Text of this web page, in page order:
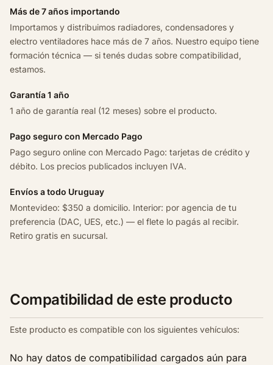
1
1
-
2
0
3
c
n
t
i
a
d
Más de 7 años importando
Importamos y distribuimos radiadores, condensadores y
electro ventiladores hace más de 7 años. Nuestro equipo tiene
formación técnica — si tenés dudas sobre compatibilidad,
estamos.
Garantía 1 año
1 año de garantía real (12 meses) sobre el producto.
Pago seguro con Mercado Pago
Pago seguro online con Mercado Pago: tarjetas de crédito y
débito. Los precios publicados incluyen IVA.
Envíos a todo Uruguay
Montevideo: $350 a domicilio. Interior: por agencia de tu
preferencia (DAC, UES, etc.) — el flete lo pagás al recibir.
Retiro gratis en sucursal.
Compatibilidad de este producto
Este producto es compatible con los siguientes vehículos:
No hay datos de compatibilidad cargados aún para